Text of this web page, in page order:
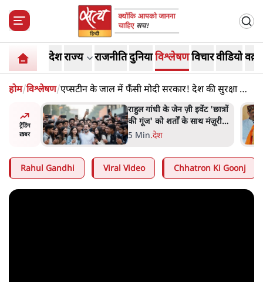
देशराज्य राजनीतिदुनियाविश्लेषणविचारवीडियो
होम/विश्लेषण/एप्सटीन के जाल में फँसी मोदी सरकार! देश की सुरक्षा को
ख़तरा?
ट्रेंडिंग
ख़बर
'छात्रों
मंज़ूरी
सुखबीर बादल और पीएम मोदी
मिले, पंजाब चुनाव से पहले बीजेपी-
अकाली दल गठबंधन की अटकलें
6 Min.पंजाब
Rahul Gandhi Viral Video Chhatron Ki Goonj